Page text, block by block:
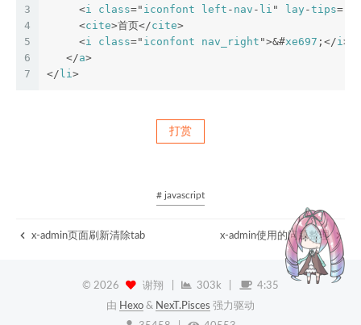
3
4
5
6
7
     <
i class=" iconfont left - nav - li " lay-tips="
     <
cite>首页</cite>
     <
i class=" iconfont nav_right ">&#xe697 ;</i>
   </
a>
</ li>
打赏
# javascript
x-admin页面刷新清除tab x-admin使用的问题整理
© 2026 谢翔 303k 4:35
由 Hexo & NexT.Pisces 强力驱动